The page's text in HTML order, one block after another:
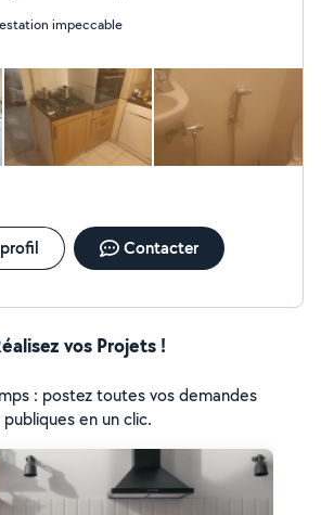
impeccable
Contacter
vos Projets !
: postez toutes vos demandes
publiques en un clic.